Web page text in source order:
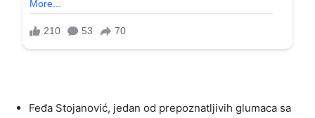
Feđa Stojanović, jedan od prepoznatljivih glumaca sa